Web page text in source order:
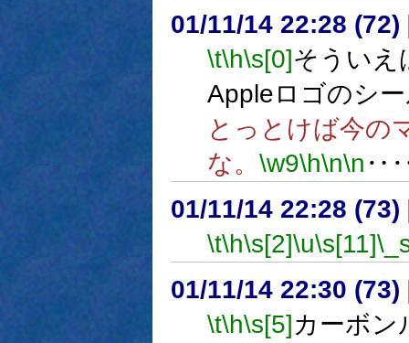
01/11/14 22:28 (72)
\t\h\s[0]そういえ
Appleロゴのシ
とっとけば今の
な。 \w9\h\n\n
01/11/14 22:28 (73)
\t\h\s[2]\u\s[11]
01/11/14 22:30 (73)
\t\h\s[5]カーボン